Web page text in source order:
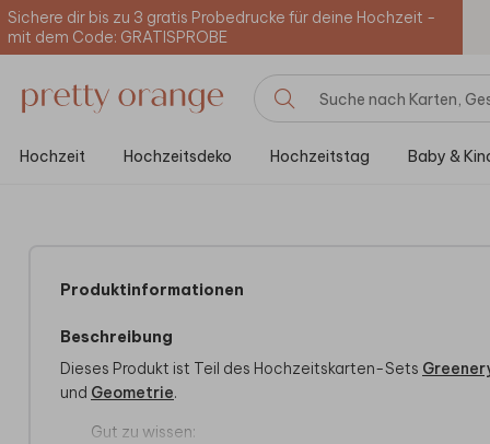
Sichere dir bis zu 3 gratis Probedrucke für deine Hochzeit -
mit dem Code: GRATISPROBE
Hochzeit Hochzeitsdeko Hochzeitstag Baby &
Produktinformationen
Beschreibung
Dieses Produkt ist Teil des Hochzeitskarten-Sets
und Geometrie.
Gut zu wissen: